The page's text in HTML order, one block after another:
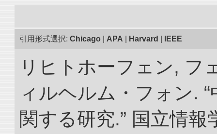
引用形式選択: Chicago APA Harvard IEEE
リヒトホーフェン, フ
ィルヘルム・フォン.
関する研究.” 国立情